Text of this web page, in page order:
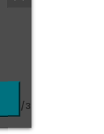
Digital K5586/3